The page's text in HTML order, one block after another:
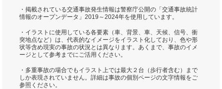
・掲載されている交通事故発生情報は警察庁公開の「交通事故統計
情報のオープンデータ」2019～2024年を使用しています。
・イラストに使用している各要素（車、背景、車、天候、信号、衝
突地点など）は、代表的なイメージをイラスト化しており、色や形
状等含め現実の事故の状況とは異なります。あくまで、事故のイメ
ージとして参考までにご活用ください。
・多重事故の場合でもイラスト上では最大２台（歩行者含む）まで
しか表現されていません。詳細は事故の個別ページの文字情報をご
参照ください。